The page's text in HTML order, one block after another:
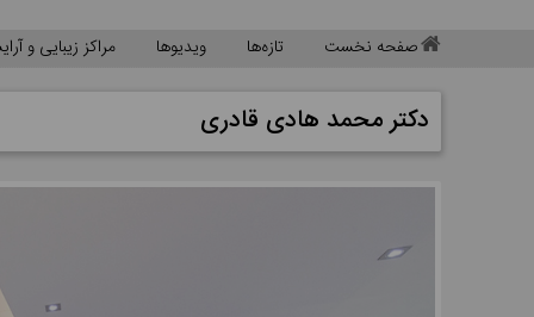
صفحه نخست تازه‌ها ویدیوها مراکز زیبایی و
دکتر محمد هادی قادری